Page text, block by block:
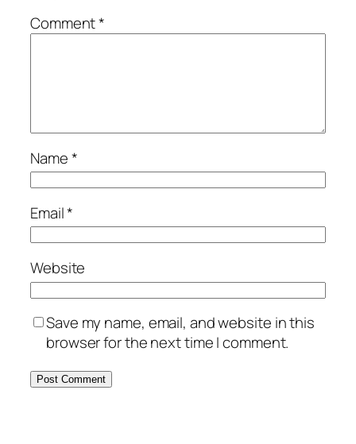
Comment*
Name*
Email*
Website
Save my name, email, and website in this
browser for the next time I comment.